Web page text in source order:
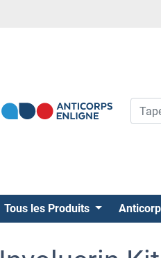
Tous les Produits